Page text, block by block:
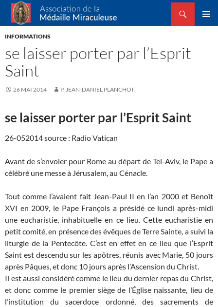
Association de la Médaille Miraculeuse
Recherche
ALLER
INFORMATIONS
se laisser porter par l’Esprit
Saint
26 MAI 2014 P. JEAN-DANIEL PLANCHOT
se laisser porter par l’Esprit Saint
26-052014 source : Radio Vatican
Avant de s’envoler pour Rome au départ de Tel-Aviv, le Pape a
célébré une messe à Jérusalem, au Cénacle.
Tout comme l’avaient fait Jean-Paul II en l’an 2000 et Benoît
XVI en 2009, le Pape François a présidé ce lundi après-midi
une eucharistie, inhabituelle en ce lieu. Cette eucharistie en
petit comité, en présence des évêques de Terre Sainte, a suivi la
liturgie de la Pentecôte. C’est en effet en ce lieu que l’Esprit
Saint est descendu sur les apôtres, réunis avec Marie, 50 jours
après Pâques, et donc 10 jours après l’Ascension du Christ.
Il est aussi considéré comme le lieu du dernier repas du Christ,
et donc comme le premier siège de l’Église naissante, lieu de
l’institution du sacerdoce ordonné, des sacrements de